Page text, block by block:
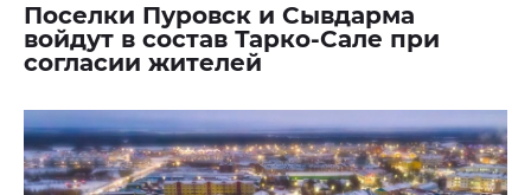
Поселки Пуровск и Сывдарма
войдут в состав Тарко-Сале при
согласии жителей